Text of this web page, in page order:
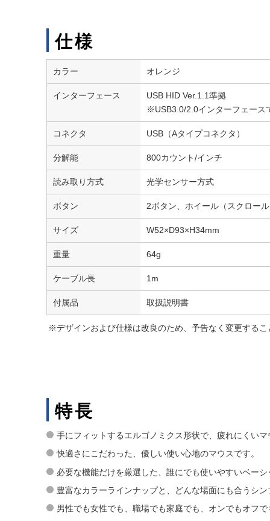
仕様
カラー オレンジ
インターフェース
USB HID Ver.1.1準拠
※USB3.0/2.0インターフェース
コネクタ USB（Aタイプコネクタ）
分解能 800カウント/インチ
読み取り方式 光学センサー方式
ボタン 2ボタン、ホイール（スクロー
サイズ W52×D93×H34mm
重量 64g
ケーブル長 1m
付属品 取扱説明書
※デザインおよび仕様は改良のため、予告なく変更するこ
特長
手にフィットするエルゴノミクス形状で、疲れにくいマ
快適さにこだわった、優しい使い心地のマウスです。
必要な機能だけを厳選した、誰にでも使いやすいベー
豊富なカラーラインナップと、どんな場面にも合うシ
男性でも女性でも、職場でも家庭でも、オンでもオフ